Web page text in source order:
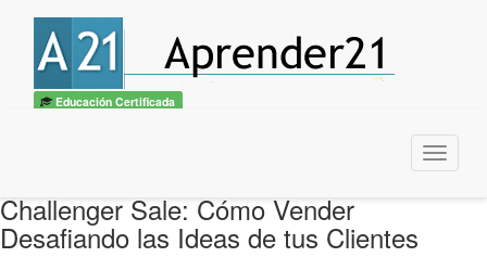
Educación Certificada
Menu
Challenger Sale: Cómo Vender
Desafiando las Ideas de tus Clientes